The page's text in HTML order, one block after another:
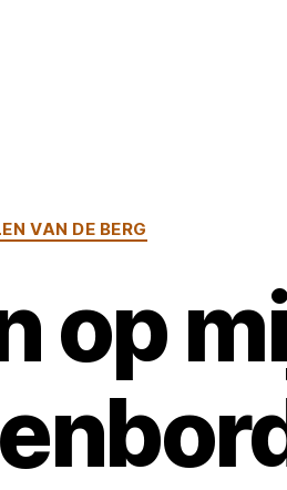
Categorieën
VAN DE BERG
op